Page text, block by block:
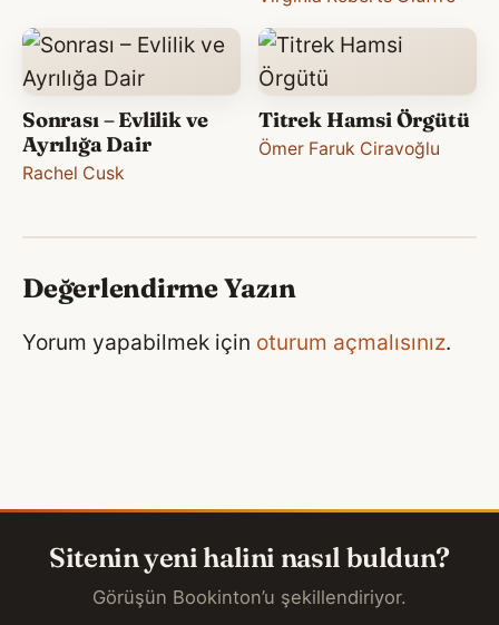
Sonrası – Evlilik ve
Ayrılığa Dair
Rachel Cusk
Titrek Hamsi Örgütü
Ömer Faruk Ciravoğlu
Değerlendirme Yazın
Yorum yapabilmek için oturum açmalısınız.
Sitenin yeni halini nasıl buldun?
Görüşün Bookinton’u şekillendiriyor.